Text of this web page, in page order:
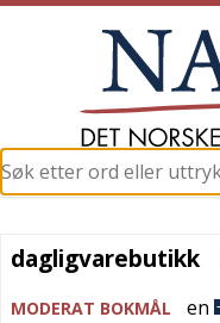
dagligvarebutikk
MODERAT BOKMÅL en